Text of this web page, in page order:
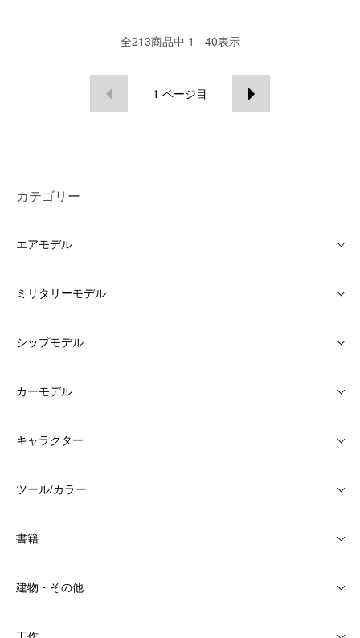
全213商品中 1 - 40表示
1 ページ目
カテゴリー
エアモデル
ミリタリーモデル
シップモデル
カーモデル
キャラクター
ツール/カラー
書籍
建物・その他